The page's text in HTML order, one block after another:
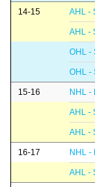
14-15 AHL -
AHL -
OHL -
OHL -
15-16 NHL -
AHL -
AHL -
16-17 NHL -
AHL -